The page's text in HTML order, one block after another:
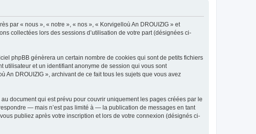
par « nous », « notre », « nos », « Korvigelloù An DROUIZIG » et
collectées lors des sessions d’utilisation de votre part (désignées ci-
phpBB génèrera un certain nombre de cookies qui sont de petits fichiers
utilisateur et un identifiant anonyme de session qui vous sont
DROUIZIG », archivant de ce fait tous les sujets que vous avez
document qui est prévu pour couvrir uniquement les pages créées par le
— mais n’est pas limité à — la publication de messages en tant
publiez après votre inscription et lors de votre connexion (désignés ci-